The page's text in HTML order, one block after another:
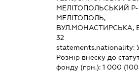
МЕЛІТОПОЛЬСЬКИЙ Р-
МЕЛІТОПОЛЬ,
ВУЛ.МОНАСТИРСЬКА,
32
statements.nationality:
Розмір внеску до
фонду (грн.): 1 000